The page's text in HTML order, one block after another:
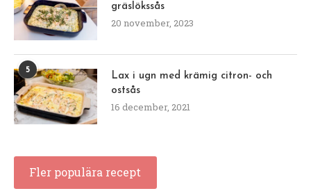
gräslökssås
20 november, 2023
5
Lax i ugn med krämig citron- och
ostsås
16 december, 2021
Fler populära recept